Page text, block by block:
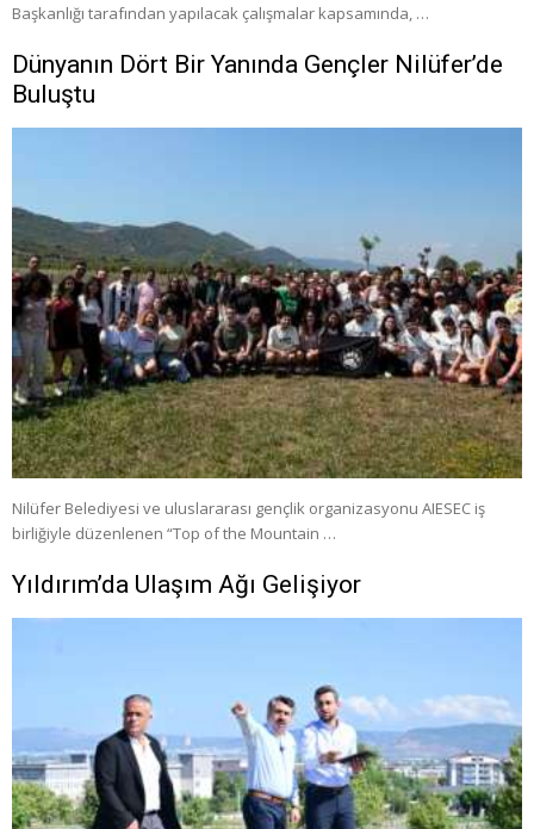
Başkanlığı tarafından yapılacak çalışmalar kapsamında, …
Dünyanın Dört Bir Yanında Gençler Nilüfer’de
Buluştu
Nilüfer Belediyesi ve uluslararası gençlik organizasyonu AIESEC iş
birliğiyle düzenlenen “Top of the Mountain …
Yıldırım’da Ulaşım Ağı Gelişiyor